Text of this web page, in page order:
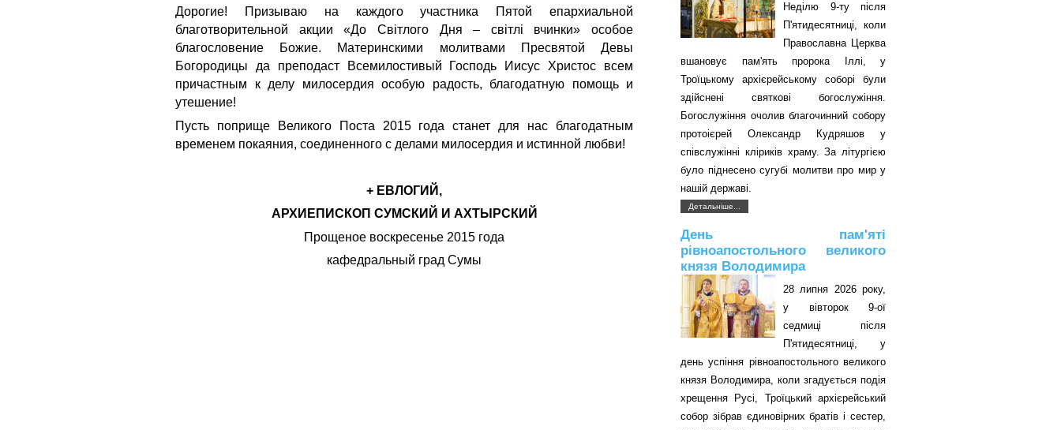
Дорогие! Призываю на каждого участника Пятой епархиальной
благотворительной акции «До Світлого Дня – світлі вчинки» особое
благословение Божие. Материнскими молитвами Пресвятой Девы
Богородицы да преподаст Всемилостивый Господь Иисус Христос всем
причастным к делу милосердия особую радость, благодатную помощь и
утешение!
Пусть поприще Великого Поста 2015 года станет для нас благодатным
временем покаяния, соединенного с делами милосердия и истинной любви!
+ ЕВЛОГИЙ,
АРХИЕПИСКОП СУМСКИЙ И АХТЫРСКИЙ
Прощеное воскресенье 2015 года
кафедральный град Сумы
Неділю 9-ту після
П'ятидесятниці, коли
Православна Церква
вшановує пам'ять пророка Іллі, у
Троїцькому архієрейському соборі були
здійснені святкові богослужіння.
Богослужіння очолив благочинний собору
протоієрей Олександр Кудряшов у
співслужінні кліриків храму. За літургією
було піднесено сугубі молитви про мир у
нашій державі.
Детальніше...
День пам'яті
рівноапостольного великого
князя Володимира
28 липня 2026 року,
у вівторок 9-ої
седмиці після
П'ятидесятниці, у
день успіння рівноапостольного великого
князя Володимира, коли згадується подія
хрещення Русі, Троїцький архієрейський
собор зібрав єдиновірних братів і сестер,